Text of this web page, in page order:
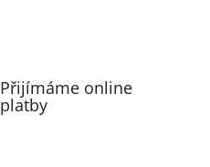
Přijímáme online
platby